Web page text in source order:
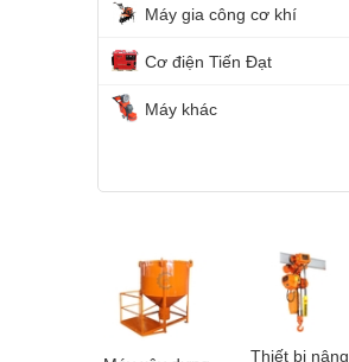
Máy gia công cơ khí
Cơ điện Tiến Đạt
Máy khác
Thiết bị nâng